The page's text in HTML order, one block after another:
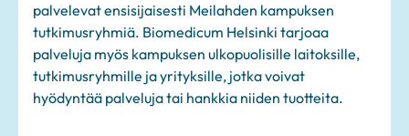
palvelevat ensisijaisesti Meilahden kampuksen
tutkimusryhmiä. Biomedicum Helsinki tarjoaa
palveluja myös kampuksen ulkopuolisille laitoksille,
tutkimusryhmille ja yrityksille, jotka voivat
hyödyntää palveluja tai hankkia niiden tuotteita.